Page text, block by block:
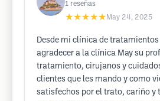
1 reseñas
★★★★★ May 24, 2025
Desde mi clínica de
agradecer a la clínica May su
tratamiento, cirujanos y
clientes que les mando y como
satisfechos por el trato, cariño y